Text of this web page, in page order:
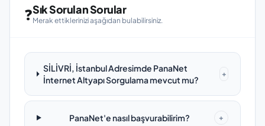
❓Sık Sorulan Sorular
Merak ettiklerinizi aşağıdan bulabilirsiniz.
SİLİVRİ, İstanbul Adresimde PanaNet
İnternet Altyapı Sorgulama mevcut mu?
+
PanaNet'e nasıl başvurabilirim? +